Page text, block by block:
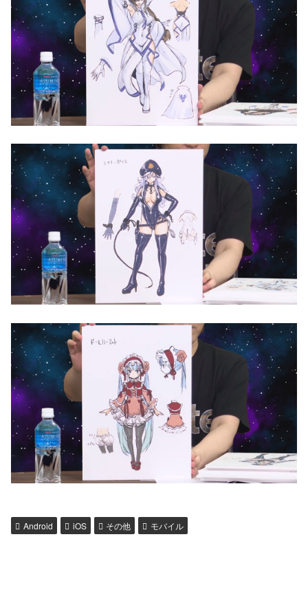
Android iOS その他 モバイル